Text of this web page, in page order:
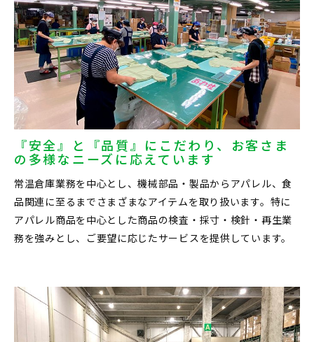
『安全』と『品質』にこだわり、お客さま
の多様なニーズに応えています
常温倉庫業務を中心とし、機械部品・製品からアパレル、食
品関連に至るまでさまざまなアイテムを取り扱います。特に
アパレル商品を中心とした商品の検査・採寸・検針・再生業
務を強みとし、ご要望に応じたサービスを提供しています。